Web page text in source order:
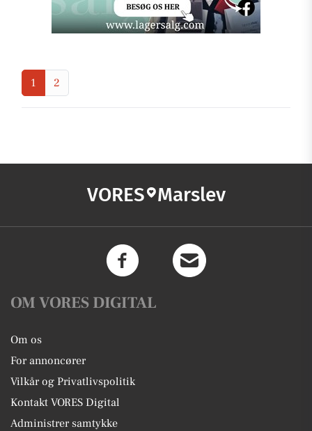
1 2
VORES Marslev
OM VORES DIGITAL
Om os
For annoncører
Vilkår og Privatlivspolitik
Kontakt VORES Digital
Administrer samtykke